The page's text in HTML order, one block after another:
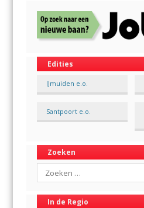
Edities
IJmuiden e.o.
Santpoort e.o.
Zoeken
Search
In de Regio